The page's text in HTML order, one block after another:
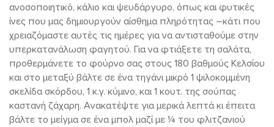
ανοσοποιητικό, κάλιο και ψευδάργυρο, όπως και φυτικές
ίνες που μας δημιουργούν αίσθημα πληρότητας –κάτι που
χρειαζόμαστε αυτές τις ημέρες για να αντισταθούμε στην
υπερκατανάλωση φαγητού. Για να φτιάξετε τη σαλάτα,
προθερμάνετε το φούρνο σας στους 180 βαθμούς Κελσίου
και στο μεταξύ βάλτε σε ένα τηγάνι μικρό 1 ψιλοκομμένη
σκελίδα σκόρδου, 1 κ.γ. κύμινο, και 1 κουτ. της σούπας
καστανή ζάχαρη. Ανακατέψτε για μερικά λεπτά κι έπειτα
βάλτε το μείγμα σε ένα μπολ μαζί με ¼ του φλιτζανιού